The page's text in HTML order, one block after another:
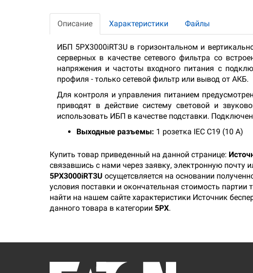
Описание Характеристики Файлы
ИБП 5PX3000iRT3U в горизонтальном и
серверных в качестве сетевого фильтра со
напряжения и частоты входного питания с
профиля - только сетевой фильтр или вывод от АКБ.
Для контроля и управления питанием
приводят в действие систему световой и
использовать ИБП в качестве подставки.
Выходные разъемы: 1 розетка IEC C19 (10 A)
Купить товар приведенный на данной странице:
связавшись с нами через заявку, электронную почту
5PX3000iRT3U осущетсвляется на основании
условия поставки и окончательная стоимость
найти на нашем сайте характеристики Источник
данного товара в категории 5PX.